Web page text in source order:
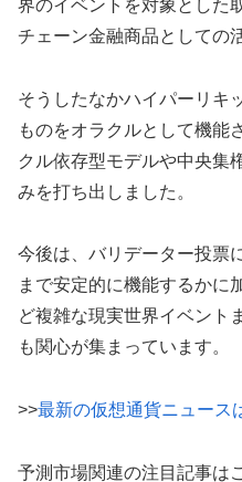
界のイベントを対象とした
チェーン金融商品としての
そうしたなかハイパーリキ
ものをオラクルとして機能
クル依存型モデルや中央集
みを打ち出しました。
今後は、バリデーター投票
まで安定的に機能するかに
ど複雑な現実世界イベント
も関心が集まっています。
>>最新の仮想通貨ニュース
予測市場関連の注目記事は